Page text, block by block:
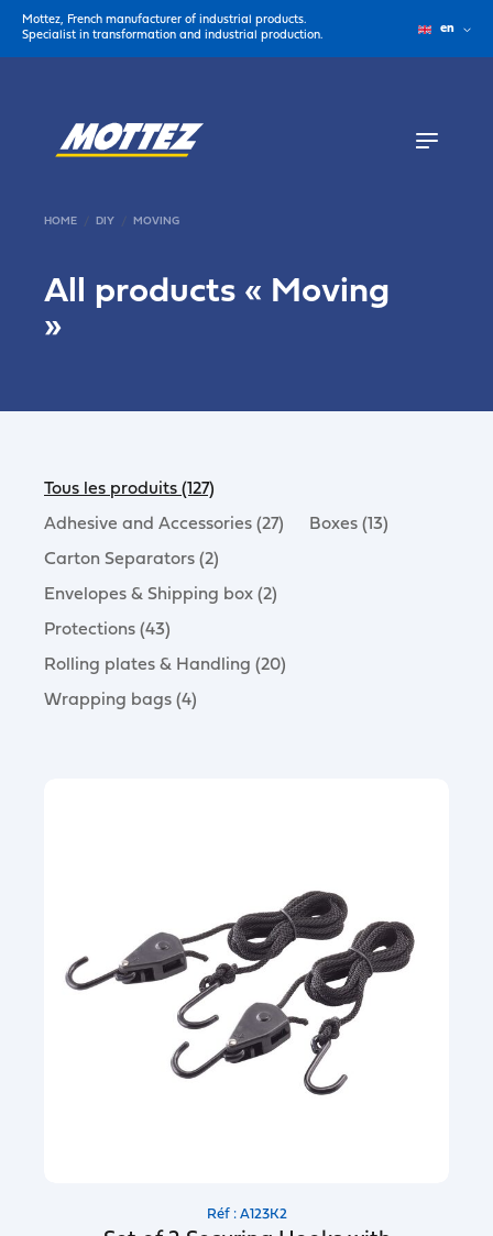
Mottez, French manufacturer of industrial products.
Specialist in transformation and industrial production.
en
HOME DIY MOVING
All products « Moving
»
Tous les produits (127)
Adhesive and Accessories (27)
Boxes (13)
Carton Separators (2)
Envelopes & Shipping box (2)
Protections (43)
Rolling plates & Handling (20)
Wrapping bags (4)
Réf : A123K2